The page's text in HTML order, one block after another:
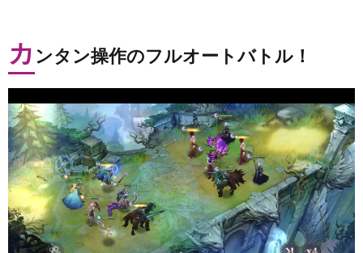
カ ンタン操作のフルオートバトル！